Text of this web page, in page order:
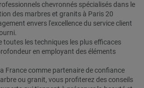
chevronnés spécialisés dans le
des marbres et granits à Paris 20
envers l'excellence du service client
toutes les techniques les plus efficaces
en employant des éléments
France comme partenaire de confiance
ou granit, vous profiterez des conseils